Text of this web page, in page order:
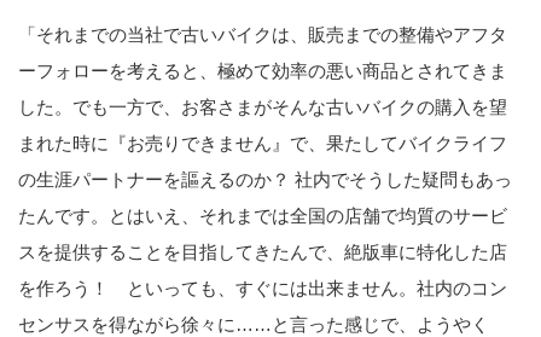
「それまでの当社で古いバイクは、販売までの整備やアフタ
ーフォローを考えると、極めて効率の悪い商品とされてきま
した。でも一方で、お客さまがそんな古いバイクの購入を望
まれた時に『お売りできません』で、果たしてバイクライフ
の生涯パートナーを謳えるのか？ 社内でそうした疑問もあっ
たんです。とはいえ、それまでは全国の店舗で均質のサービ
スを提供することを目指してきたんで、絶版車に特化した店
を作ろう！ といっても、すぐには出来ません。社内のコン
センサスを得ながら徐々に……と言った感じで、ようやく